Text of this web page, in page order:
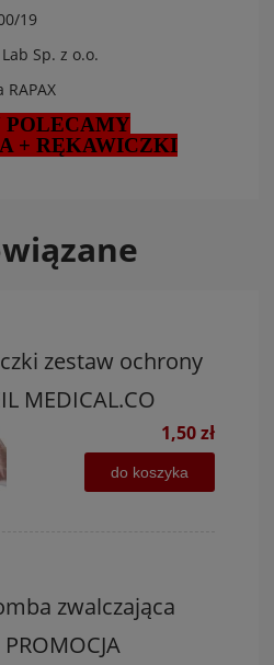
19
Sp. z o.o.
RAPAX
POLECAMY
+ RĘKAWICZKI
zestaw ochrony
MEDICAL.CO
1,50 zł
do koszyka
zwalczająca